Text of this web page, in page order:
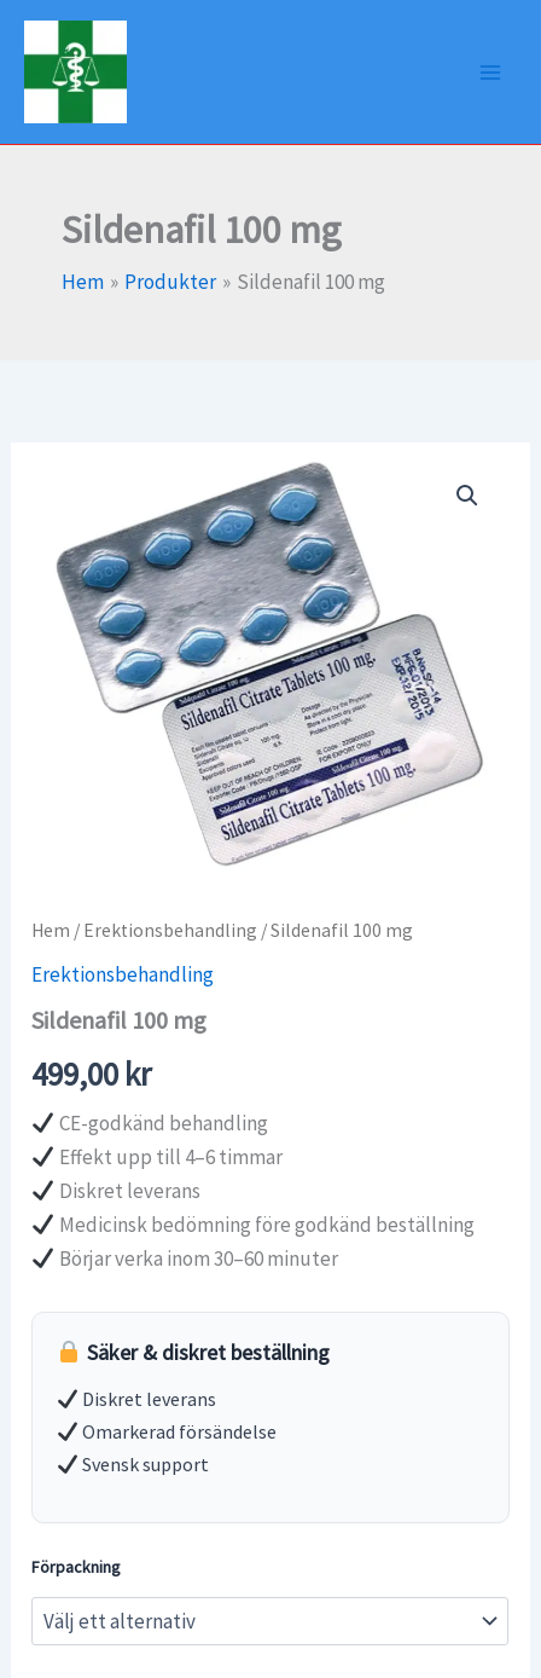
Hoppa
innehåll
Sildenafil 100 mg
Hem Produkter Sildenafil 100 mg
Hem / Erektionsbehandling / Sildenafil 100 mg
Erektionsbehandling
Sildenafil 100 mg
499,00 kr
CE-godkänd behandling
Effekt upp till 4–6 timmar
Diskret leverans
Medicinsk bedömning före godkänd beställning
Börjar verka inom 30–60 minuter
Säker & diskret beställning
Diskret leverans
Omarkerad försändelse
Svensk support
Förpackning